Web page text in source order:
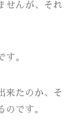
せんが、それ
。
来たのか、そ
です。